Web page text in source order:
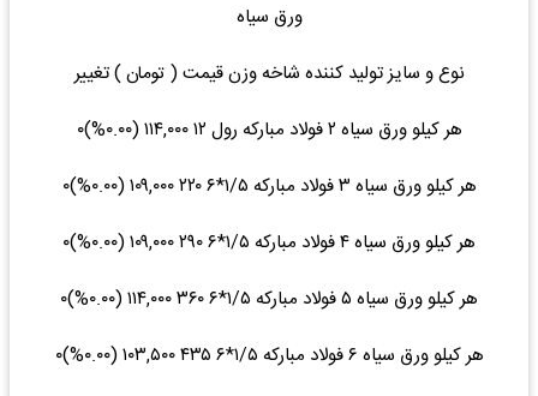
ورق سیاه
نوع و سایز تولید کننده شاخه وزن قیمت ( تومان ) تغییر
هر کیلو ورق سیاه ۲ فولاد مبارکه رول ۱۲ ۱۱۴,۰۰۰ (۰.۰۰%)۰
هر کیلو ورق سیاه ۳ فولاد مبارکه ۱/۵*۶ ۲۲۰ ۱۰۹,۰۰۰ (۰.۰۰%)۰
هر کیلو ورق سیاه ۴ فولاد مبارکه ۱/۵*۶ ۲۹۰ ۱۰۹,۰۰۰ (۰.۰۰%)۰
هر کیلو ورق سیاه ۵ فولاد مبارکه ۱/۵*۶ ۳۶۰ ۱۱۴,۰۰۰ (۰.۰۰%)۰
هر کیلو ورق سیاه ۶ فولاد مبارکه ۱/۵*۶ ۴۳۵ ۱۰۳,۵۰۰ (۰.۰۰%)۰